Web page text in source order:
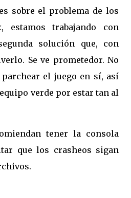
sobre el problema de los
estamos trabajando con
solución que, con
Se ve prometedor. No
el juego en sí, así
verde por estar tan al
tener la consola
que los crasheos sigan